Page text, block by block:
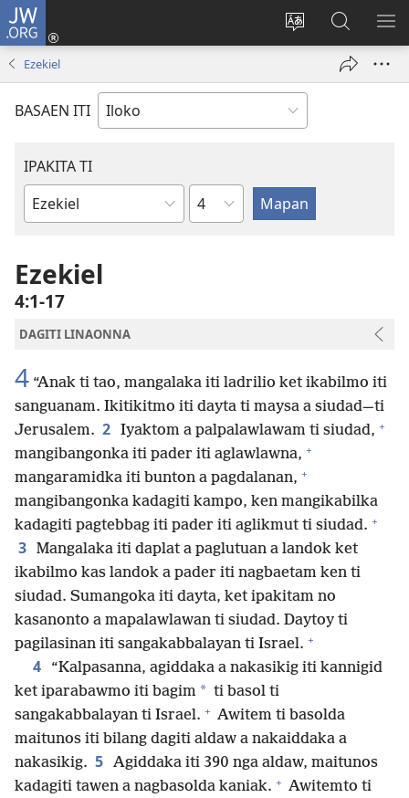
JW.ORG
Baliwan
lengguahe
ti
site
Ag-
log
(manglukat
iti
Agbirok
iti
JW.ORG
Ezekiel
BASAEN ITI
IPAKITA TI
Libro
Biblia
Kapitulo
Ezekiel
4:1-17
DAGITI LINAONNA
4 “Anak ti tao, mangalaka iti ladrilio ket ikabilmo iti
sanguanam. Ikitikitmo iti dayta ti maysa a siudad—ti
Jerusalem. 2 Iyaktom a palpalawlawam ti siudad, +
mangibangonka iti pader iti aglawlawna, +
mangaramidka iti bunton a pagdalanan, +
mangibangonka kadagiti kampo, ken mangikabilka
kadagiti pagtebbag iti pader iti aglikmut ti siudad. +
3 Mangalaka iti daplat a paglutuan a landok ket
ikabilmo kas landok a pader iti nagbaetam ken ti
siudad. Sumangoka iti dayta, ket ipakitam no
kasanonto a mapalawlawan ti siudad. Daytoy ti
pagilasinan iti sangakabbalayan ti Israel. +
4
“Kalpasanna, agiddaka a nakasikig iti kannigid
ket iparabawmo iti bagim * ti basol ti
sangakabbalayan ti Israel. + Awitem ti basolda
maitunos iti bilang dagiti aldaw a nakaiddaka a
nakasikig. 5 Agiddaka iti 390 nga aldaw, maitunos
kadagiti tawen a nagbasolda kaniak. + Awitemto ti